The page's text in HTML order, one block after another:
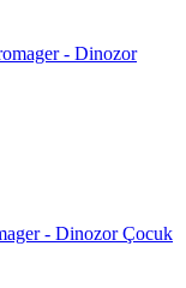
- Dinozor Çocuk